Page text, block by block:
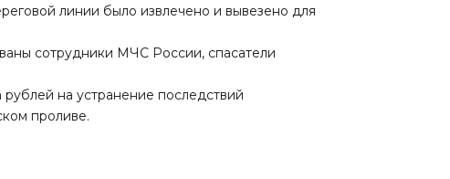
линии было извлечено и вывезено для
сотрудники МЧС России, спасатели
на устранение последствий
проливе.